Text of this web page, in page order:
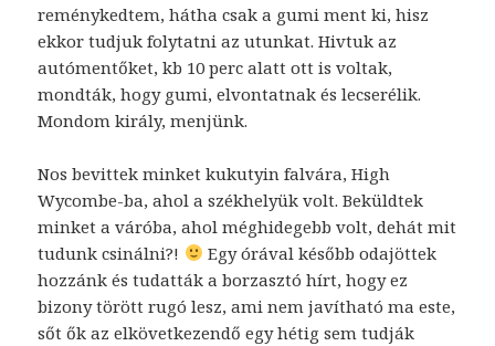
reménykedtem, hátha csak a gumi ment ki, hisz
ekkor tudjuk folytatni az utunkat. Hivtuk az
autómentőket, kb 10 perc alatt ott is voltak,
mondták, hogy gumi, elvontatnak és lecserélik.
Mondom király, menjünk.
Nos bevittek minket kukutyin falvára, High
Wycombe-ba, ahol a székhelyük volt. Beküldtek
minket a váróba, ahol méghidegebb volt, dehát mit
tudunk csinálni?!
Egy órával később odajöttek
hozzánk és tudatták a borzasztó hírt, hogy ez
bizony törött rugó lesz, ami nem javítható ma este,
sőt ők az elkövetkezendő egy hétig sem tudják